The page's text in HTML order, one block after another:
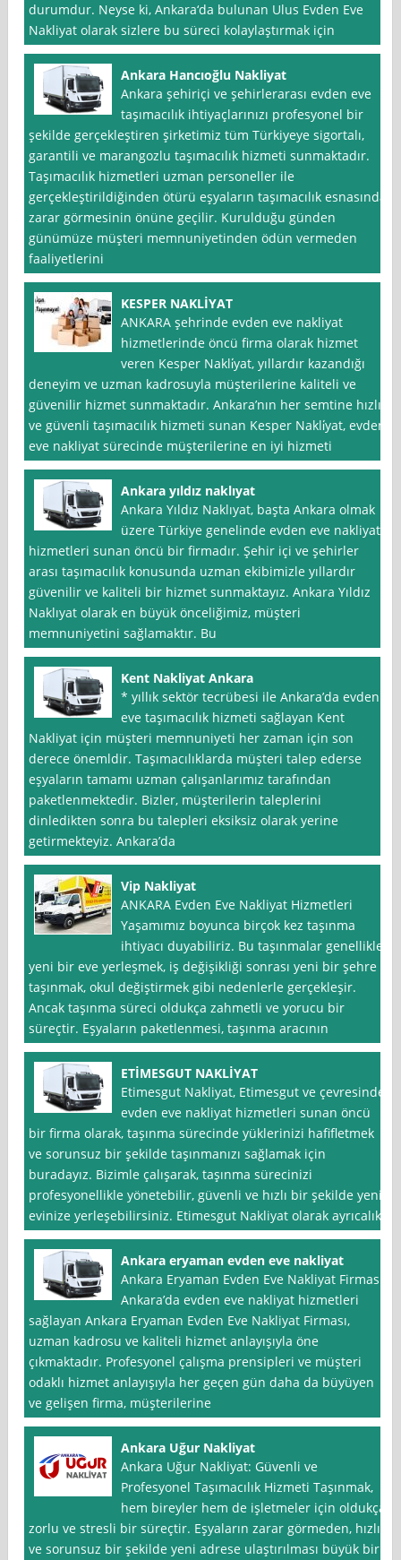
durumdur. Neyse ki, Ankara‘da bulunan Ulus Evden Eve
Nakliyat olarak sizlere bu süreci kolaylaştırmak için
Ankara Hancıoğlu Nakliyat
Ankara şehiriçi ve şehirlerarası evden eve
taşımacılık ihtiyaçlarınızı profesyonel bir
şekilde gerçekleştiren şirketimiz tüm Türkiyeye sigortalı,
garantili ve marangozlu taşımacılık hizmeti sunmaktadır.
Taşımacılık hizmetleri uzman personeller ile
gerçekleştirildiğinden ötürü eşyaların taşımacılık esnasında
zarar görmesinin önüne geçilir. Kurulduğu günden
günümüze müşteri memnuniyetinden ödün vermeden
faaliyetlerini
KESPER NAKLİYAT
ANKARA şehrinde evden eve nakliyat
hizmetlerinde öncü firma olarak hizmet
veren Kesper Nakli̇yat, yıllardır kazandığı
deneyim ve uzman kadrosuyla müşterilerine kaliteli ve
güvenilir hizmet sunmaktadır. Ankara’nın her semtine hızlı
ve güvenli taşımacılık hizmeti sunan Kesper Nakli̇yat, evden
eve nakliyat sürecinde müşterilerine en iyi hizmeti
Ankara yıldız naklıyat
Ankara Yıldız Naklıyat, başta Ankara olmak
üzere Türkiye genelinde evden eve nakliyat
hizmetleri sunan öncü bir firmadır. Şehir içi ve şehirler
arası taşımacılık konusunda uzman ekibimizle yıllardır
güvenilir ve kaliteli bir hizmet sunmaktayız. Ankara Yıldız
Naklıyat olarak en büyük önceliğimiz, müşteri
memnuniyetini sağlamaktır. Bu
Kent Nakliyat Ankara
* yıllık sektör tecrübesi ile Ankara’da evden
eve taşımacılık hizmeti sağlayan Kent
Nakliyat için müşteri memnuniyeti her zaman için son
derece önemldir. Taşımacılıklarda müşteri talep ederse
eşyaların tamamı uzman çalışanlarımız tarafından
paketlenmektedir. Bizler, müşterilerin taleplerini
dinledikten sonra bu talepleri eksiksiz olarak yerine
getirmekteyiz. Ankara’da
Vip Nakliyat
ANKARA Evden Eve Nakliyat Hizmetleri
Yaşamımız boyunca birçok kez taşınma
ihtiyacı duyabiliriz. Bu taşınmalar genellikle
yeni bir eve yerleşmek, iş değişikliği sonrası yeni bir şehre
taşınmak, okul değiştirmek gibi nedenlerle gerçekleşir.
Ancak taşınma süreci oldukça zahmetli ve yorucu bir
süreçtir. Eşyaların paketlenmesi, taşınma aracının
ETİMESGUT NAKLİYAT
Etimesgut Nakliyat, Etimesgut ve çevresinde
evden eve nakliyat hizmetleri sunan öncü
bir firma olarak, taşınma sürecinde yüklerinizi hafifletmek
ve sorunsuz bir şekilde taşınmanızı sağlamak için
buradayız. Bizimle çalışarak, taşınma sürecinizi
profesyonellikle yönetebilir, güvenli ve hızlı bir şekilde yeni
evinize yerleşebilirsiniz. Etimesgut Nakliyat olarak ayrıcalıklı
Ankara eryaman evden eve nakliyat
Ankara Eryaman Evden Eve Nakliyat Firması
Ankara’da evden eve nakliyat hizmetleri
sağlayan Ankara Eryaman Evden Eve Nakliyat Firması,
uzman kadrosu ve kaliteli hizmet anlayışıyla öne
çıkmaktadır. Profesyonel çalışma prensipleri ve müşteri
odaklı hizmet anlayışıyla her geçen gün daha da büyüyen
ve gelişen firma, müşterilerine
Ankara Uğur Nakliyat
Ankara Uğur Nakliyat: Güvenli ve
Profesyonel Taşımacılık Hizmeti Taşınmak,
hem bireyler hem de işletmeler için oldukça
zorlu ve stresli bir süreçtir. Eşyaların zarar görmeden, hızlı
ve sorunsuz bir şekilde yeni adrese ulaştırılması büyük bir